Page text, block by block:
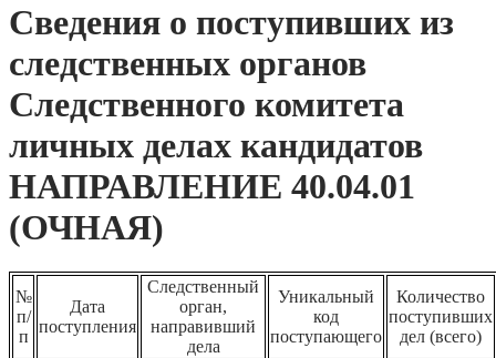
Сведения о поступивших из
следственных органов
Следственного комитета
личных делах кандидатов
НАПРАВЛЕНИЕ 40.04.01
(ОЧНАЯ)
№
п/
п
Дата
поступления
Следственный
орган,
направивший
дела
Уникальный
код
поступающего
Количество
поступивших
дел (всего)